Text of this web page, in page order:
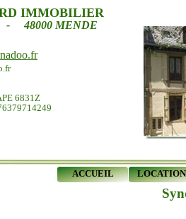
IMMOBILIER
- 48000 MENDE
6831Z
ACCUEIL